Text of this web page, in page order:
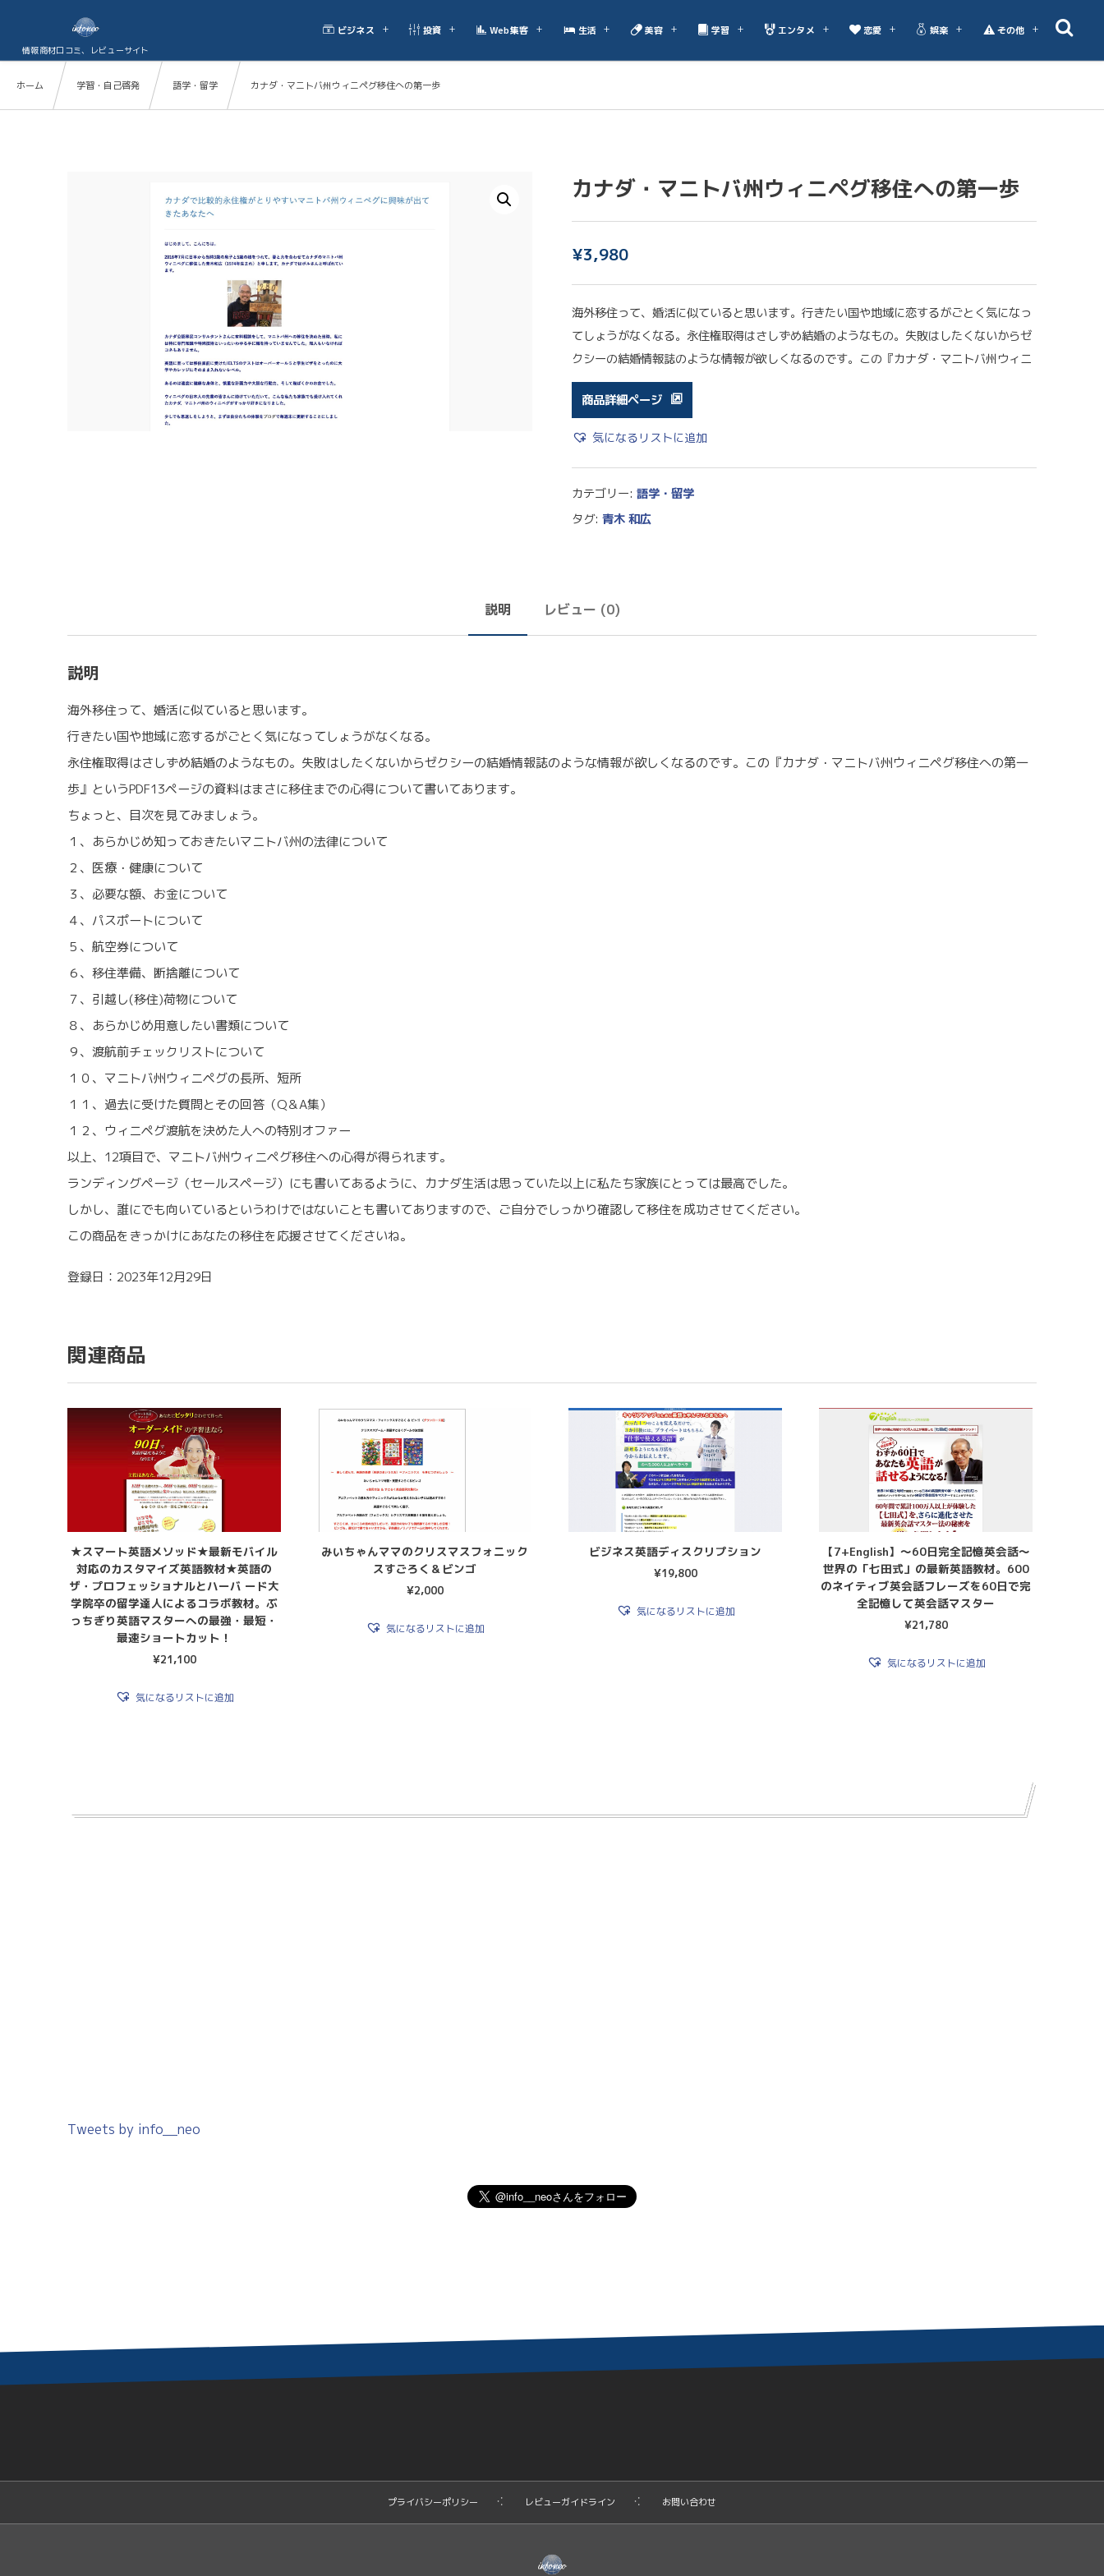
情報商材口コミ、レビューサイト
ビジネス 投資 Web集客 生活 美容 学習 エンタメ 恋愛 娯楽 その他
ホーム 学習・自己啓発 語学・留学 カナダ・マニトバ州ウィニペグ移住への第一歩
カナダ・マニトバ州ウィニペグ移住への第一歩
¥3,980
海外移住って、婚活に似ていると思います。行きたい国や地域に恋するがごとく気になっ
てしょうがなくなる。永住権取得はさしずめ結婚のようなもの。失敗はしたくないからゼ
クシーの結婚情報誌のような情報が欲しくなるのです。この『カナダ・マニトバ州ウィニ
商品詳細ページ
気になるリストに追加
カテゴリー: 語学・留学
タグ: 青木 和広
説明 レビュー (0)
説明
海外移住って、婚活に似ていると思います。
行きたい国や地域に恋するがごとく気になってしょうがなくなる。
永住権取得はさしずめ結婚のようなもの。失敗はしたくないからゼクシーの結婚情報誌のような情報が欲しくなるのです。この『カナダ・マニトバ州ウィニペグ移住への第一
歩』というPDF13ページの資料はまさに移住までの心得について書いてあります。
ちょっと、目次を見てみましょう。
１、あらかじめ知っておきたいマニトバ州の法律について
２、医療・健康について
３、必要な額、お金について
４、パスポートについて
５、航空券について
６、移住準備、断捨離について
７、引越し(移住)荷物について
８、あらかじめ用意したい書類について
９、渡航前チェックリストについて
１０、マニトバ州ウィニペグの長所、短所
１１、過去に受けた質問とその回答（Q＆A集）
１２、ウィニペグ渡航を決めた人への特別オファー
以上、12項目で、マニトバ州ウィニペグ移住への心得が得られます。
ランディングページ（セールスページ）にも書いてあるように、カナダ生活は思っていた以上に私たち家族にとっては最高でした。
しかし、誰にでも向いているというわけではないことも書いてありますので、ご自分でしっかり確認して移住を成功させてください。
この商品をきっかけにあなたの移住を応援させてくださいね。
登録日：2023年12月29日
関連商品
★スマート英語メソッド★最新モバイル
対応のカスタマイズ英語教材★英語の
ザ・プロフェッショナルとハーバ ード大
学院卒の留学達人によるコラボ教材。ぶ
っちぎり英語マスターへの最強・最短・
最速ショートカット！
¥21,100
気になるリストに追加
みいちゃんママのクリスマスフォニック
スすごろく＆ビンゴ
¥2,000
気になるリストに追加
ビジネス英語ディスクリプション
¥19,800
気になるリストに追加
【7+English】〜60日完全記憶英会話〜
世界の「七田式」の最新英語教材。600
のネイティブ英会話フレーズを60日で完
全記憶して英会話マスター
¥21,780
気になるリストに追加
Tweets by info__neo
プライバシーポリシー レビューガイドライン お問い合わせ